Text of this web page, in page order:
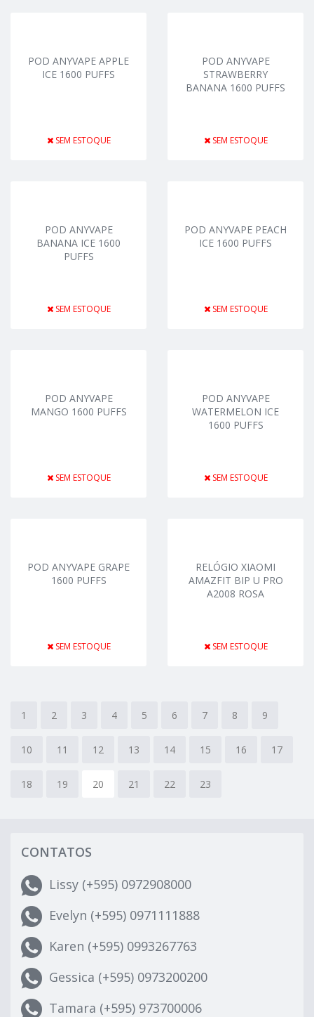
POD ANYVAPE APPLE
ICE 1600 PUFFS
SEM ESTOQUE
POD ANYVAPE
STRAWBERRY
BANANA 1600 PUFFS
SEM ESTOQUE
POD ANYVAPE
BANANA ICE 1600
PUFFS
SEM ESTOQUE
POD ANYVAPE PEACH
ICE 1600 PUFFS
SEM ESTOQUE
POD ANYVAPE
MANGO 1600 PUFFS
SEM ESTOQUE
POD ANYVAPE
WATERMELON ICE
1600 PUFFS
SEM ESTOQUE
POD ANYVAPE GRAPE
1600 PUFFS
SEM ESTOQUE
RELÓGIO XIAOMI
AMAZFIT BIP U PRO
A2008 ROSA
SEM ESTOQUE
1 2 3 4 5 6 7 8 9
10 11 12 13 14 15 16 17
18 19 20 21 22 23
CONTATOS
Lissy (+595) 0972908000
Evelyn (+595) 0971111888
Karen (+595) 0993267763
Gessica (+595) 0973200200
Tamara (+595) 973700006